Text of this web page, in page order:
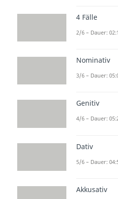
In diesem
deutsche
erklären
du
damit du
die
schnell
Spaß
4 Fälle
2/6 – Dauer:
Nominativ
3/6 – Dauer:
Genitiv
4/6 – Dauer:
Dativ
5/6 – Dauer:
Akkusativ